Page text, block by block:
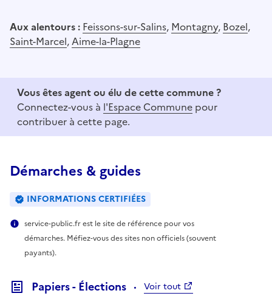
Aux alentours : Feissons-sur-Salins, Montagny, Bozel,
Saint-Marcel,Aime-la-Plagne
Vous êtes agent ou élu de cette commune ?
Connectez-vous à l'Espace Commune pour
contribuer à cette page.
Démarches & guides
INFORMATIONS CERTIFIÉES
service-public.fr est le site de référence pour vos
démarches. Méfiez-vous des sites non officiels (souvent
payants).
Papiers - Élections Voir tout